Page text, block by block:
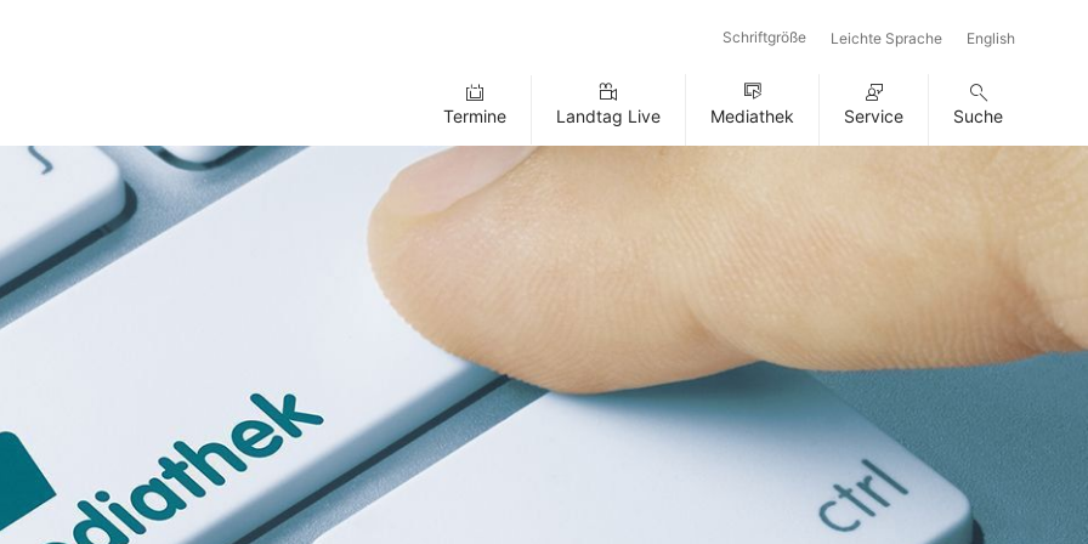
Schriftgröße Leichte Sprache English
Termine Landtag Live Mediathek Service Suche